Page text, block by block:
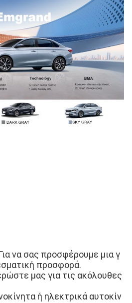
να σας προσφέρουμε μια γ
προσφορά.
μας για τις ακόλουθες
ή ηλεκτρικά αυτοκίν